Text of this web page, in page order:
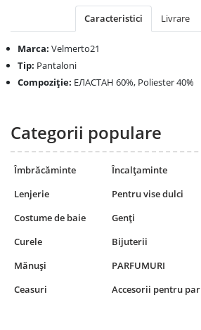
Caracteristici Livrare
Marca: Velmerto21
Tip: Pantaloni
Compoziţie: ЕЛАСТАН 60%, Poliester 40%
Categorii populare
Îmbrăcăminte Încalțaminte
Lenjerie
Pentru vise dulci
Costume de baie
Genți
Curele
Bijuterii
Mănuși
PARFUMURI
Ceasuri
Accesorii pentru par